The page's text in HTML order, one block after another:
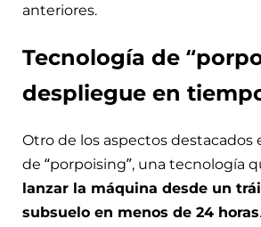
anteriores.
Tecnología de
despliegue en
Otro de los aspectos destacados
de “porpoising”, una tecnología
lanzar la máquina desde un
subsuelo en menos de 24 horas